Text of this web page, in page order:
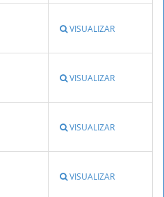
VISUALIZAR
VISUALIZAR
VISUALIZAR
VISUALIZAR